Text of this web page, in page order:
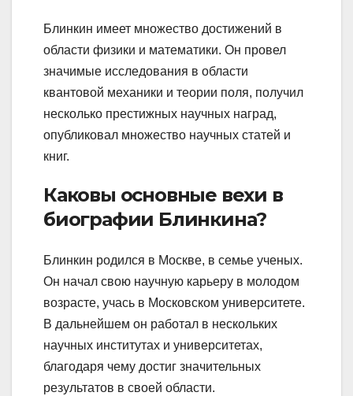
Блинкин имеет множество достижений в
области физики и математики. Он провел
значимые исследования в области
квантовой механики и теории поля, получил
несколько престижных научных наград,
опубликовал множество научных статей и
книг.
Каковы основные вехи в
биографии Блинкина?
Блинкин родился в Москве, в семье ученых.
Он начал свою научную карьеру в молодом
возрасте, учась в Московском университете.
В дальнейшем он работал в нескольких
научных институтах и университетах,
благодаря чему достиг значительных
результатов в своей области.